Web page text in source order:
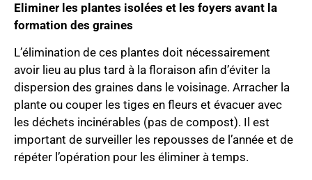
Eliminer les plantes isolées et les foyers avant la
formation des graines
L’élimination de ces plantes doit nécessairement
avoir lieu au plus tard à la floraison afin d’éviter la
dispersion des graines dans le voisinage. Arracher la
plante ou couper les tiges en fleurs et évacuer avec
les déchets incinérables (pas de compost). Il est
important de surveiller les repousses de l’année et de
répéter l’opération pour les éliminer à temps.